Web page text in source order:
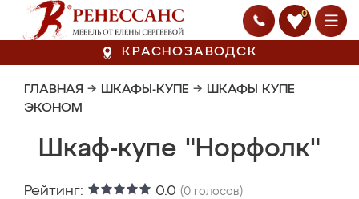
0
КРАСНОЗАВОДСК
ГЛАВНАЯ → ШКАФЫ-КУПЕ → ШКАФЫ КУПЕ
ЭКОНОМ
Шкаф-купе "Норфолк"
Рейтинг: 0.0 (0 голосов)